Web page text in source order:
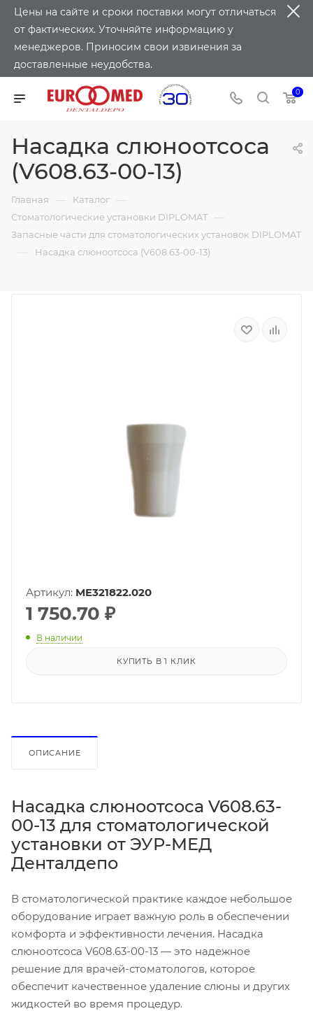
Цены на сайте и сроки поставки могут отличаться
от фактических. Уточняйте информацию у
менеджеров. Приносим свои извинения за
доставленные неудобства.
0
Насадка слюноотсоса
(V608.63-00-13)
Главная — Каталог —
Стоматологические установки DIPLOMAT —
Запасные части для стоматологических установок DIPLOMAT
— Насадка слюноотсоса (V608.63-00-13)
Артикул: ME321822.020
1 750.70 ₽
В наличии
КУПИТЬ В 1 КЛИК
ОПИСАНИЕ
Насадка слюноотсоса V608.63-
00-13 для стоматологической
установки от ЭУР-МЕД
Денталдепо
В стоматологической практике каждое небольшое
оборудование играет важную роль в обеспечении
комфорта и эффективности лечения. Насадка
слюноотсоса V608.63-00-13 — это надежное
решение для врачей-стоматологов, которое
обеспечит качественное удаление слюны и других
жидкостей во время процедур.